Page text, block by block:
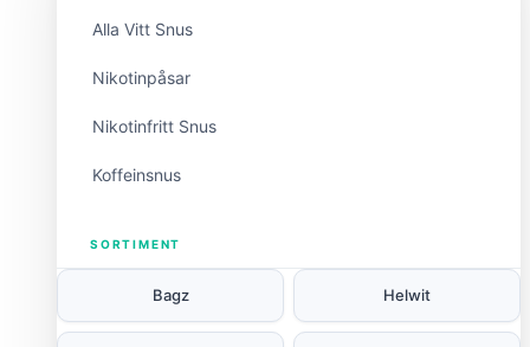
Alla Vitt Snus
Nikotinpåsar
Nikotinfritt Snus
Koffeinsnus
SORTIMENT
Bagz Helwit